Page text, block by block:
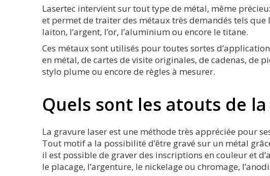
Lasertec intervient sur tout type de métal, même
et permet de traiter des métaux très demandés tels que
laiton, l’argent, l’or, l’aluminium ou encore le titane.
Ces métaux sont utilisés pour toutes sortes
en métal, de cartes de visite originales, de cadenas, de
stylo plume ou encore de règles à mesurer.
Quels sont les atouts de
La gravure laser est une méthode très appréciée pour
Tout motif a la possibilité d’être gravé sur un métal
il est possible de graver des inscriptions en couleur et
le placage, l’argenture, le nickelage ou chromage,